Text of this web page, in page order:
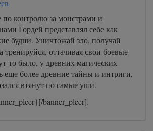
контролю за монстрами и
Гордей представлял себе как
будни. Уничтожай зло, получай
оттачивая свои боевые
то было, у древних магических
еще более древние тайны и интриги,
втянут по самые уши.
banner_pleer].